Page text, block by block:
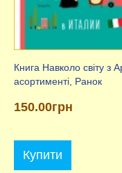
Книга Навколо світу з
асортименті, Ранок
150.00грн
Купити